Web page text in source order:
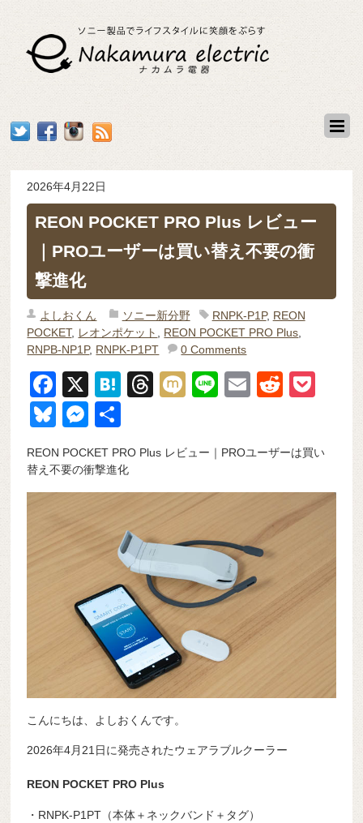
2026年4月22日
REON POCKET PRO Plus レビュー
｜PROユーザーは買い替え不要の衝
撃進化
よしおくん ソニー新分野 RNPK-P1P, REON
POCKET, レオンポケット REON POCKET PRO Plus
RNPB-NP1P, RNPK-P1PT 0 Comments
F
a
c
e
b
o
X
H
n
a
T
a
d
M
Li
E
R
di
t
et
Bl
e
sk
y
M
ss
e
g
REON POCKET PRO Plus レビュー｜PROユーザーは買い
替え不要の衝撃進化
こんにちは、よしおくんです。
2026年4月21日に発売されたウェアラブルクーラー
REON POCKET PRO Plus
・RNPK-P1PT（本体＋ネックバンド＋タグ）